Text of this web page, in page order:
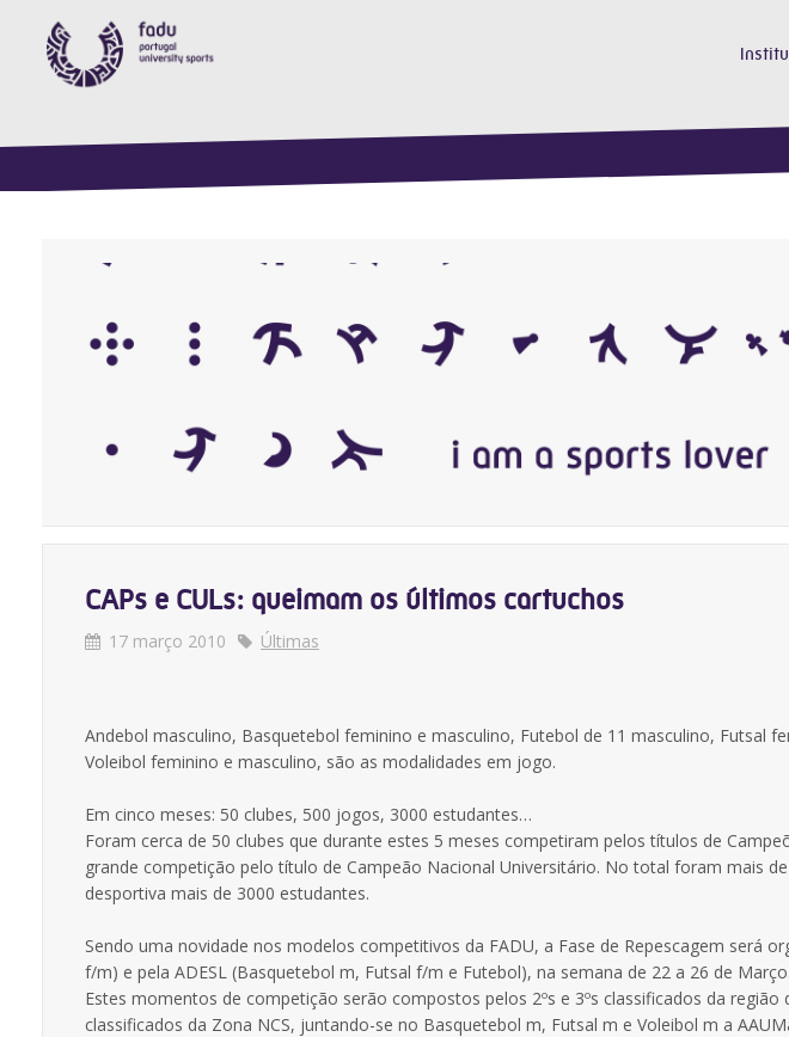
CAPs e CULs: queimam os últimos cartuchos
17 março 2010 Últimas
Andebol masculino, Basquetebol feminino e masculino, Futebol de 11 masculino, Futsal
Voleibol feminino e masculino, são as modalidades em jogo.
Em cinco meses: 50 clubes, 500 jogos, 3000 estudantes…
Foram cerca de 50 clubes que durante estes 5 meses competiram pelos títulos de
grande competição pelo título de Campeão Nacional Universitário. No total foram mais
desportiva mais de 3000 estudantes.
Sendo uma novidade nos modelos competitivos da FADU, a Fase de Repescagem será
f/m) e pela ADESL (Basquetebol m, Futsal f/m e Futebol), na semana de 22 a 26 de Março.
Estes momentos de competição serão compostos pelos 2ºs e 3ºs classificados da região
classificados da Zona NCS, juntando-se no Basquetebol m, Futsal m e Voleibol m a